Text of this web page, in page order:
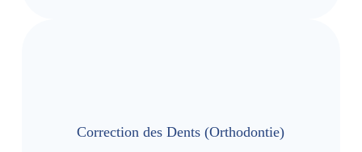
Correction des Dents (Orthodontie)